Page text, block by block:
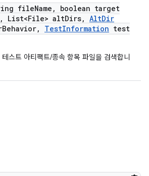
fileName ,
boolean target
, List<File> altDirs, AltDir
Behavior, TestInformation test
스트 아티팩트/종속 항목 파일을 검색합니